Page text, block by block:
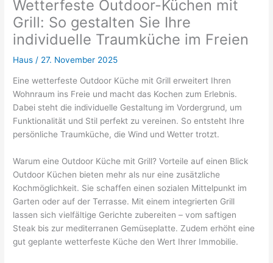
Wetterfeste Outdoor-Küchen mit
Grill: So gestalten Sie Ihre
individuelle Traumküche im Freien
Haus / 27. November 2025
Eine wetterfeste Outdoor Küche mit Grill erweitert Ihren
Wohnraum ins Freie und macht das Kochen zum Erlebnis.
Dabei steht die individuelle Gestaltung im Vordergrund, um
Funktionalität und Stil perfekt zu vereinen. So entsteht Ihre
persönliche Traumküche, die Wind und Wetter trotzt.
Warum eine Outdoor Küche mit Grill? Vorteile auf einen Blick
Outdoor Küchen bieten mehr als nur eine zusätzliche
Kochmöglichkeit. Sie schaffen einen sozialen Mittelpunkt im
Garten oder auf der Terrasse. Mit einem integrierten Grill
lassen sich vielfältige Gerichte zubereiten – vom saftigen
Steak bis zur mediterranen Gemüseplatte. Zudem erhöht eine
gut geplante wetterfeste Küche den Wert Ihrer Immobilie.